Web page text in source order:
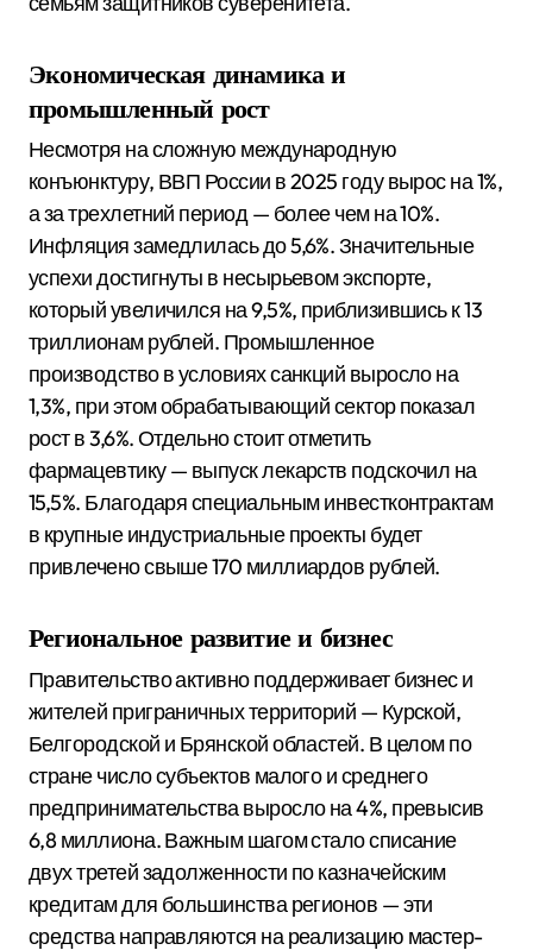
Экономическая динамика и
промышленный рост
Несмотря на сложную международную
конъюнктуру, ВВП России в 2025 году вырос на 1%,
а за трехлетний период — более чем на 10%.
Инфляция замедлилась до 5,6%. Значительные
успехи достигнуты в несырьевом экспорте,
который увеличился на 9,5%, приблизившись к 13
триллионам рублей. Промышленное
производство в условиях санкций выросло на
1,3%, при этом обрабатывающий сектор показал
рост в 3,6%. Отдельно стоит отметить
фармацевтику — выпуск лекарств подскочил на
15,5%. Благодаря специальным инвестконтрактам
в крупные индустриальные проекты будет
привлечено свыше 170 миллиардов рублей.
Региональное развитие и бизнес
Правительство активно поддерживает бизнес и
жителей приграничных территорий — Курской,
Белгородской и Брянской областей. В целом по
стране число субъектов малого и среднего
предпринимательства выросло на 4%, превысив
6,8 миллиона. Важным шагом стало списание
двух третей задолженности по казначейским
кредитам для большинства регионов — эти
средства направляются на реализацию мастер-